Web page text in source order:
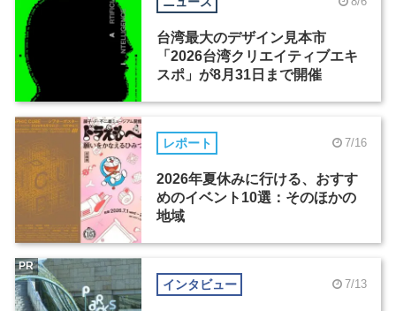
台湾最大のデザイン見本市
「2026台湾クリエイティブエキ
スポ」が8月31日まで開催
レポート 7/16
2026年夏休みに行ける、おすす
めのイベント10選：そのほかの
地域
インタビュー 7/13
PR